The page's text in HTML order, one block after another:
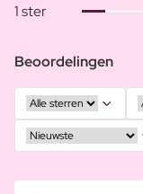
1 ster
Beoordelingen